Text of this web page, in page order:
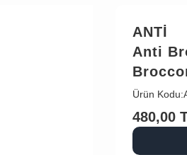
ANTİ
Anti
Ürün Kodu:
480,00